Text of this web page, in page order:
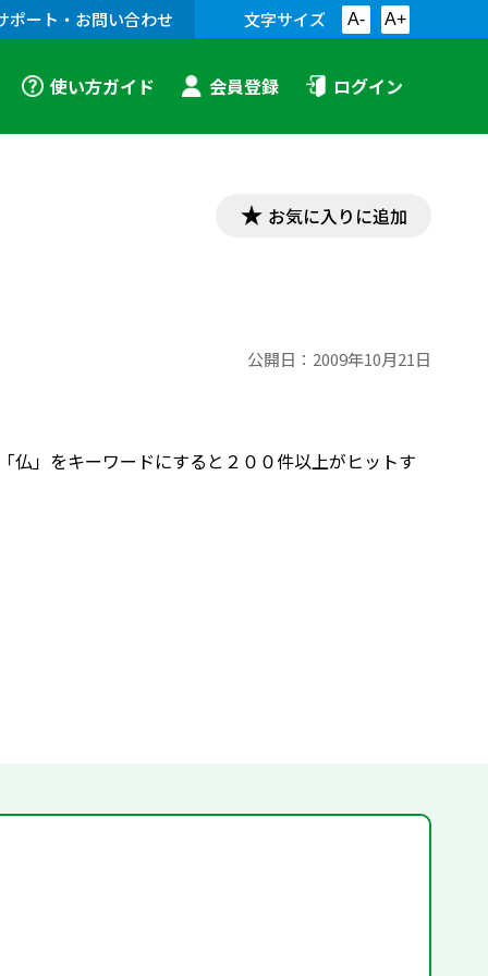
ポート・お問い合わせ 文字サイズ A- A+
使い方ガイド 会員登録 ログイン
お気に入りに追加
公開日： 2009年10月21日
仏」をキーワードにすると２００件以上がヒットす